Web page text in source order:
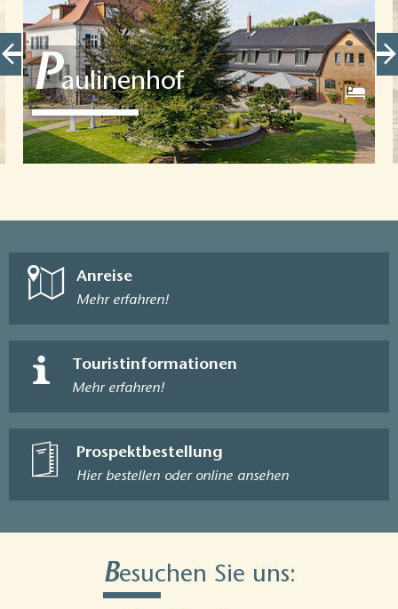
Paulinenhof
Anreise
Mehr erfahren!
Touristinformationen
Mehr erfahren!
Prospektbestellung
Hier bestellen oder online ansehen
Besuchen Sie uns: